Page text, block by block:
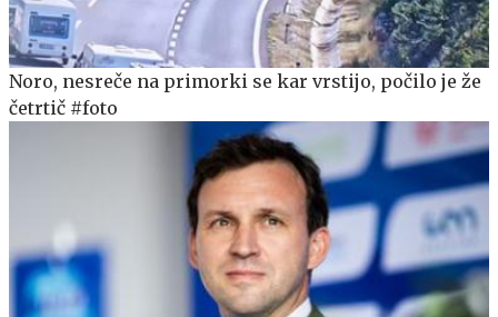
Noro, nesreče na primorki se kar vrstijo, počilo je že
četrtič #foto